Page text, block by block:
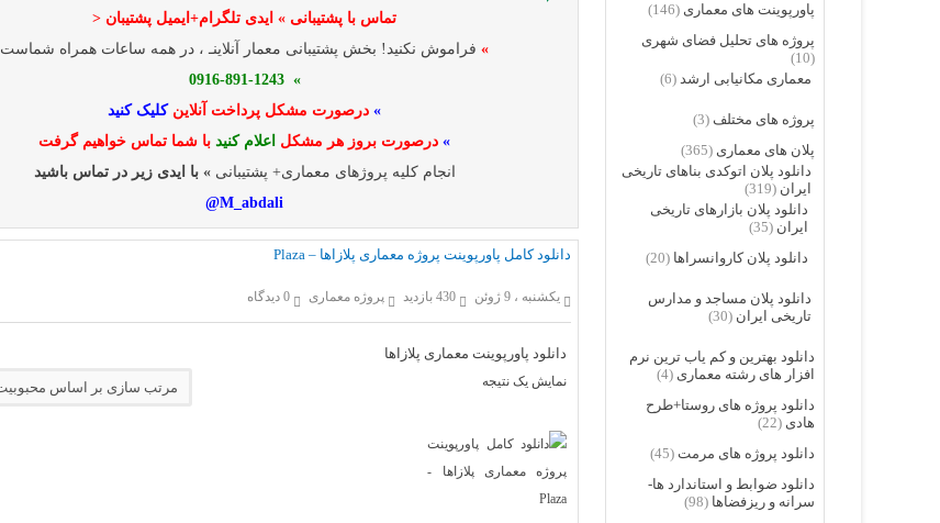
تماس با پشتیبانی » ایدی تلگرام+ایمیل پشتیبان <
» فراموش نکنید! بخش پشتیبانی معمار آنلاینـ ، در همه ساعات همراه شماست
» 0916-891-1243
»درصورت مشکل پرداخت آنلاینکلیک کنید
»درصورت بروز هر مشکل اعلام کنیدبا شما تماس خواهیم گرفت
انجام کلیه پروژهای معماری+ پشتیبانی» با ایدی زیر در تماس باشید
M_abdali@
دانلود کامل پاورپوینت پروژه معماری پلازاها – Plaza
یکشنبه ، 9 ژوئن 430 بازدید پروژه معماری 0 دیدگاه
دانلود پاورپوینت معماری پلازاها
نمایش یک نتیجه
پاورپوینت های معماری (146)
پروژه های تحلیل فضای شهری
(10)
معماری مکانیابی ارشد (6)
پروژه های مختلف (3)
پلان های معماری (365)
دانلود پلان اتوکدی بناهای تاریخی
ایران (319)
دانلود پلان بازارهای تاریخی
ایران (35)
دانلود پلان کاروانسراها (20)
دانلود پلان مساجد و مدارس
تاریخی ایران (30)
دانلود بهترین و کم یاب ترین نرم
افزار های رشته معماری (4)
دانلود پروژه های روستا+طرح
هادی (22)
دانلود پروژه های مرمت (45)
دانلود ضوابط و استاندارد ها-
سرانه و ریزفضاها (98)